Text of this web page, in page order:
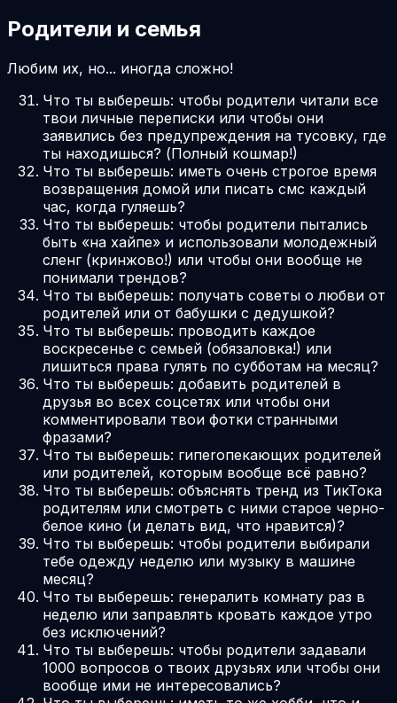
Родители и семья
Любим их, но... иногда сложно!
Что ты выберешь: чтобы родители читали все
твои личные переписки или чтобы они
заявились без предупреждения на тусовку, где
ты находишься? (Полный кошмар!)
Что ты выберешь: иметь очень строгое время
возвращения домой или писать смс каждый
час, когда гуляешь?
Что ты выберешь: чтобы родители пытались
быть «на хайпе» и использовали молодежный
сленг (кринжово!) или чтобы они вообще не
понимали трендов?
Что ты выберешь: получать советы о любви от
родителей или от бабушки с дедушкой?
Что ты выберешь: проводить каждое
воскресенье с семьей (обязаловка!) или
лишиться права гулять по субботам на месяц?
Что ты выберешь: добавить родителей в
друзья во всех соцсетях или чтобы они
комментировали твои фотки странными
фразами?
Что ты выберешь: гипеroпекающих родителей
или родителей, которым вообще всё равно?
Что ты выберешь: объяснять тренд из ТикТока
родителям или смотреть с ними старое черно-
белое кино (и делать вид, что нравится)?
Что ты выберешь: чтобы родители выбирали
тебе одежду неделю или музыку в машине
месяц?
Что ты выберешь: генералить комнату раз в
неделю или заправлять кровать каждое утро
без исключений?
Что ты выберешь: чтобы родители задавали
1000 вопросов о твоих друзьях или чтобы они
вообще ими не интересовались?